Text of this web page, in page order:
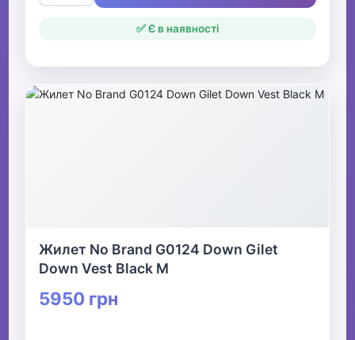
✅ Є в наявності
Жилет No Brand G0124 Down Gilet
Down Vest Black M
5950 грн